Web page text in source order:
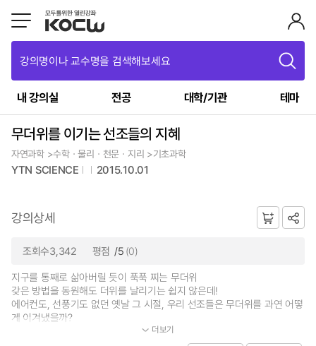
강의명이나 교수명을 검색해보세요
내 강의실 전공 대학/기관 테마
무더위를 이기는 선조들의 지혜
자연과학 >수학ㆍ물리ㆍ천문ㆍ지리 >기초과학
YTN SCIENCE 2015.10.01
강의상세
조회수3,342 평점 /5 (0)
지구를 통째로 삶아버릴 듯이 푹푹 찌는 무더위
갖은 방법을 동원해도 더위를 날리기는 쉽지 않은데!
에어컨도, 선풍기도 없던 옛날 그 시절, 우리 선조들은 무더위를 과연 어떻
게 이겨냈을까?
더보기